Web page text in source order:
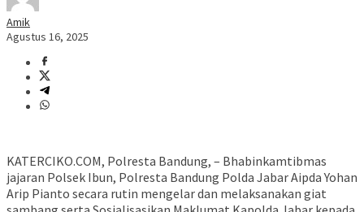
Amik
Agustus 16, 2025
KATERCIKO.COM, Polresta Bandung, – Bhabinkamtibmas
jajaran Polsek Ibun, Polresta Bandung Polda Jabar Aipda Yohan
Arip Pianto secara rutin mengelar dan melaksanakan giat